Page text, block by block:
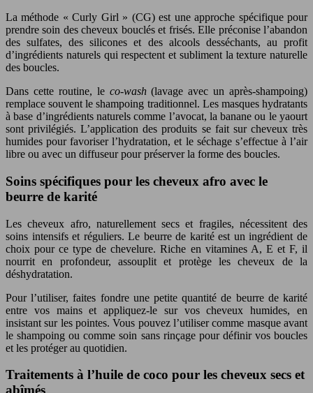
La méthode « Curly Girl » (CG) est une approche spécifique pour
prendre soin des cheveux bouclés et frisés. Elle préconise l’abandon
des sulfates, des silicones et des alcools desséchants, au profit
d’ingrédients naturels qui respectent et subliment la texture naturelle
des boucles.
Dans cette routine, le co-wash(lavage avec un après-shampoing)
remplace souvent le shampoing traditionnel. Les masques hydratants
à base d’ingrédients naturels comme l’avocat, la banane ou le yaourt
sont privilégiés. L’application des produits se fait sur cheveux très
humides pour favoriser l’hydratation, et le séchage s’effectue à l’air
libre ou avec un diffuseur pour préserver la forme des boucles.
Soins spécifiques pour les cheveux afro avec le
beurre de karité
Les cheveux afro, naturellement secs et fragiles, nécessitent des
soins intensifs et réguliers. Le beurre de karité est un ingrédient de
choix pour ce type de chevelure. Riche en vitamines A, E et F, il
nourrit en profondeur, assouplit et protège les cheveux de la
déshydratation.
Pour l’utiliser, faites fondre une petite quantité de beurre de karité
entre vos mains et appliquez-le sur vos cheveux humides, en
insistant sur les pointes. Vous pouvez l’utiliser comme masque avant
le shampoing ou comme soin sans rinçage pour définir vos boucles
et les protéger au quotidien.
Traitements à l’huile de coco pour les cheveux secs et
abîmés